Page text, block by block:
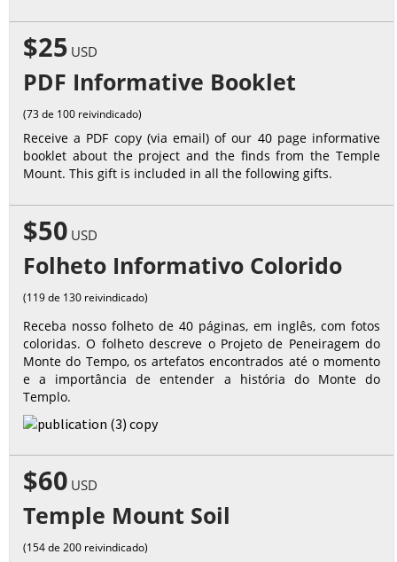
$25 USD
PDF Informative Booklet
(73 de 100 reivindicado)
Receive a PDF copy (via email) of our 40 page informative
booklet about the project and the finds from the Temple
Mount. This gift is included in all the following gifts.
$50 USD
Folheto Informativo Colorido
(119 de 130 reivindicado)
Receba nosso folheto de 40 páginas, em inglês, com fotos
coloridas. O folheto descreve o Projeto de Peneiragem do
Monte do Tempo, os artefatos encontrados até o momento
e a importância de entender a história do Monte do
Templo.
$60 USD
Temple Mount Soil
(154 de 200 reivindicado)